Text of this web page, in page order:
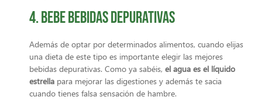
4. Bebe bebidas depurativas
Además de optar por determinados alimentos, cuando elijas
una dieta de este tipo es importante elegir las mejores
bebidas depurativas. Como ya sabéis, el agua es el líquido
estrella para mejorar las digestiones y además te sacia
cuando tienes falsa sensación de hambre.